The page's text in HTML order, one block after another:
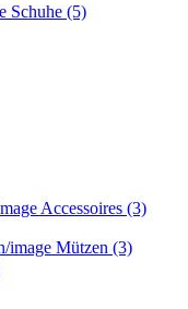
Schuhe (5)
Accessoires (3)
Mützen (3)